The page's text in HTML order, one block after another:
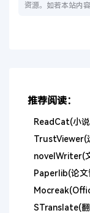
资源。如若本站内
推荐阅读：
ReadCat(小
TrustViewer(
novelWriter(
Paperlib(论文
STranslate(翻